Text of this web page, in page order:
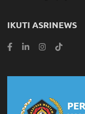
IKUTI ASRINEWS